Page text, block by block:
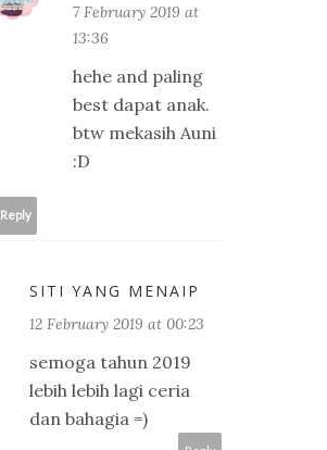
7 February 2019 at
13:36
hehe and paling
best dapat anak.
btw mekasih Auni
:D
Reply
SITI YANG MENAIP
12 February 2019 at 00:23
semoga tahun 2019
lebih lebih lagi ceria
dan bahagia =)